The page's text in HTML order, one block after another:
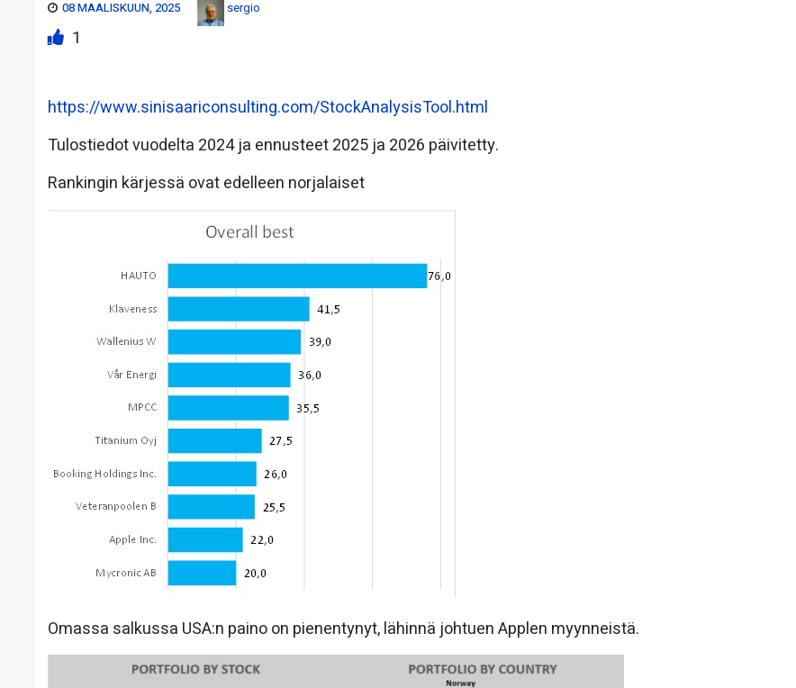
08 MAALISKUUN, 2025 sergio
1
https://www.sinisaariconsulting.com/StockAnalysisTool.html
Tulostiedot vuodelta 2024 ja ennusteet 2025 ja 2026 päivitetty.
Rankingin kärjessä ovat edelleen norjalaiset
Omassa salkussa USA:n paino on pienentynyt, lähinnä johtuen Applen myynneistä.